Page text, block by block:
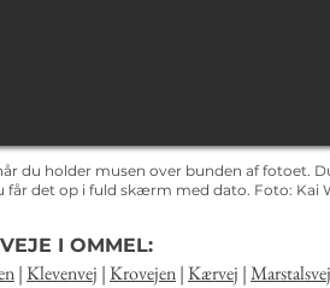
du holder musen over bunden af fotoet.
får det op i fuld skærm med dato. Foto: Kai
I OMMEL:
|Klevenvej |Krovejen|Kærvej |